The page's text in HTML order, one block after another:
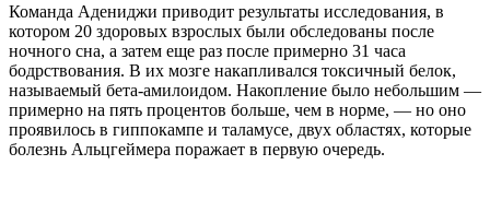
Команда Адениджи приводит результаты исследования, в
котором 20 здоровых взрослых были обследованы после
ночного сна, а затем еще раз после примерно 31 часа
бодрствования. В их мозге накапливался токсичный белок,
называемый бета-амилоидом. Накопление было небольшим —
примерно на пять процентов больше, чем в норме, — но оно
проявилось в гиппокампе и таламусе, двух областях, которые
болезнь Альцгеймера поражает в первую очередь.